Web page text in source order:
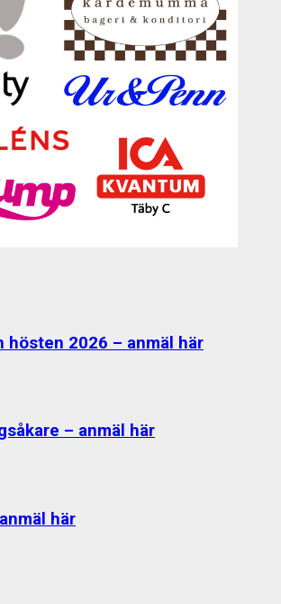
hösten 2026 – anmäl här
– anmäl här
här